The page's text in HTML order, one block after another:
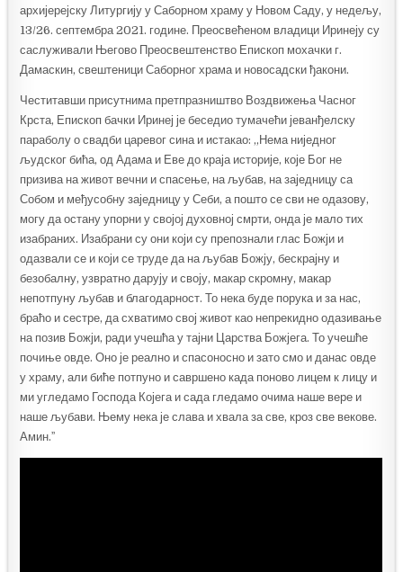
архијерејску Литургију у Саборном храму у Новом Саду, у недељу,
13/26. септембра 2021. године. Преосвећеном владици Иринеју су
саслуживали Његово Преосвештенство Епископ мохачки г.
Дамаскин, свештеници Саборног храма и новосадски ђакони.
Честитавши присутнима претпразништво Воздвижења Часног
Крста, Епископ бачки Иринеј је беседио тумачећи јеванђелску
параболу о свадби царевог сина и истакао: „Нема ниједног
људског бића, од Адама и Еве до краја историје, које Бог не
призива на живот вечни и спасење, на љубав, на заједницу са
Собом и међусобну заједницу у Себи, а пошто се сви не одазову,
могу да остану упорни у својој духовној смрти, онда је мало тих
изабраних. Изабрани су они који су препознали глас Божји и
одазвали се и који се труде да на љубав Божју, бескрајну и
безобалну, узвратно дарују и своју, макар скромну, макар
непотпуну љубав и благодарност. То нека буде порука и за нас,
браћо и сестре, да схватимо свој живот као непрекидно одазивање
на позив Божји, ради учешћа у тајни Царства Божјега. То учешће
почиње овде. Оно је реално и спасоносно и зато смо и данас овде
у храму, али биће потпуно и савршено када поново лицем к лицу и
ми угледамо Господа Којега и сада гледамо очима наше вере и
наше љубави. Њему нека је слава и хвала за све, кроз све векове.
Амин.ˮ